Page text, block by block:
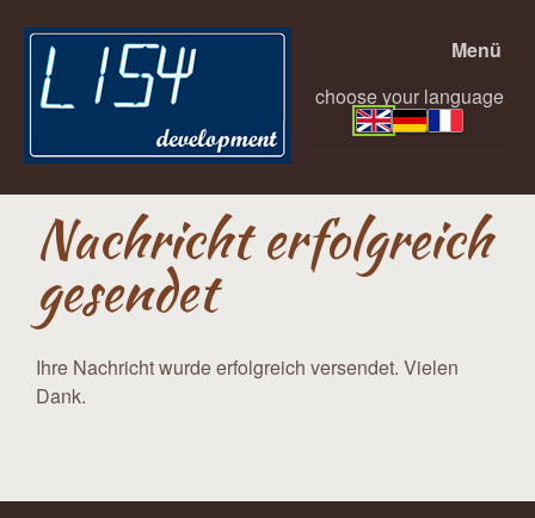
Menü
choose your language
Nachricht erfolgreich
gesendet
Ihre Nachricht wurde erfolgreich versendet. Vielen
Dank.